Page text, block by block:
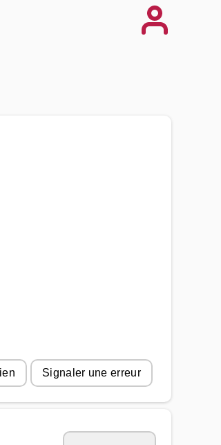
Signaler une erreur